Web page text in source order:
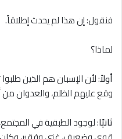
فنقول: إن هذا لم يحدث إطلاقاً.
لماذا؟
أولاً: لأن الإسبان هم الذين
وقع عليهم الظلم، والعدوان من
ثانيًا: لوجود الطبقية في